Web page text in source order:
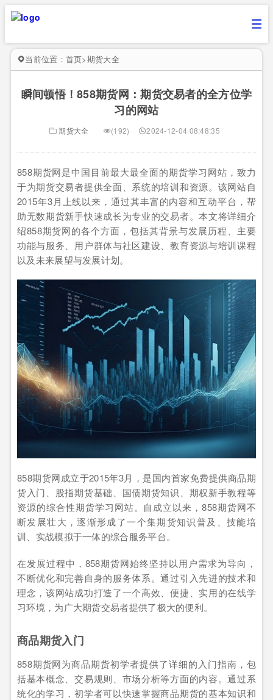
当前位置： 首页>期货大全
瞬间顿悟！858期货网：期货交易者的全方位学
习的网站
期货大全 (192) 2024-12-04 08:48:35
858期货网是中国目前最大最全面的期货学习网站，致力
于为期货交易者提供全面、系统的培训和资源。该网站自
2015年3月上线以来，通过其丰富的内容和互动平台，帮
助无数期货新手快速成长为专业的交易者。本文将详细介
绍858期货网的各个方面，包括其背景与发展历程、主要
功能与服务、用户群体与社区建设、教育资源与培训课程
以及未来展望与发展计划。
858期货网成立于2015年3月，是国内首家免费提供商品期
货入门、股指期货基础、国债期货知识、期权新手教程等
资源的综合性期货学习网站。自成立以来，858期货网不
断发展壮大，逐渐形成了一个集期货知识普及、技能培
训、实战模拟于一体的综合服务平台。
在发展过程中，858期货网始终坚持以用户需求为导向，
不断优化和完善自身的服务体系。通过引入先进的技术和
理念，该网站成功打造了一个高效、便捷、实用的在线学
习环境，为广大期货交易者提供了极大的便利。
商品期货入门
858期货网为商品期货初学者提供了详细的入门指南，包
括基本概念、交易规则、市场分析等方面的内容。通过系
统化的学习，初学者可以快速掌握商品期货的基本知识和